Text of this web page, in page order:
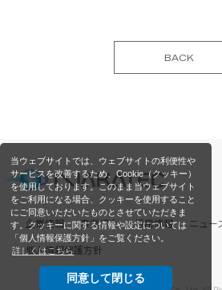
当ウェブサイトでは、ウェブサイトの利便性や
サービスを改善するため、Cookie（クッキー）
を使用しております。このまま当ウェブサイト
をご利用になる場合、クッキーを使用すること
にご同意いただいたものとさせていただきま
す。クッキーに関する情報や設定については
「個人情報保護方針」をご覧ください。
詳しくはこちら
同意して閉じる
BACK
企業情報 事業紹介 採用情報 ニュー
個人情報保護方針